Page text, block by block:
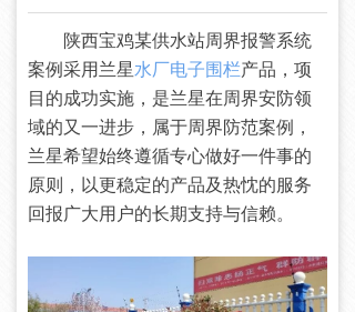
联系厂家
陕西宝鸡某供水站周界报警系统
案例采用兰星水厂电子围栏产品，项
目的成功实施，是兰星在周界安防领
域的又一进步，属于周界防范案例，
兰星希望始终遵循专心做好一件事的
原则，以更稳定的产品及热忱的服务
回报广大用户的长期支持与信赖。